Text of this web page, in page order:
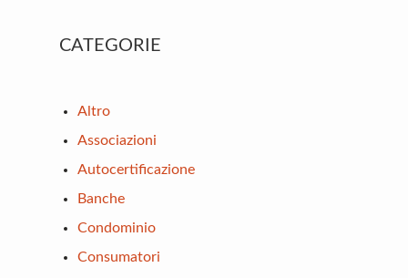
Primary
CATEGORIE
Altro
Associazioni
Autocertificazione
Banche
Condominio
Consumatori